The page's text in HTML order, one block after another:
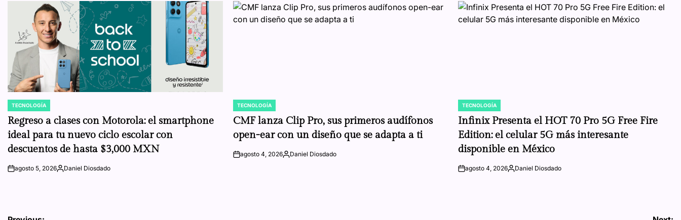
POSTED
IN
TECNOLOGÍA
Regreso a clases con Motorola: el smartphone
ideal para tu nuevo ciclo escolar con
descuentos de hasta $3,000 MXN
onagosto 5, 2026Posted
Daniel Diosdado
POSTED
IN
TECNOLOGÍA
CMF lanza Clip Pro, sus primeros audífonos
open-ear con un diseño que se adapta a ti
onagosto 4, 2026Posted
Daniel Diosdado
POSTED
IN
TECNOLOGÍA
Infinix Presenta el HOT 70 Pro 5G Free Fire
Edition: el celular 5G más interesante
disponible en México
onagosto 4, 2026Posted
Daniel Diosdado